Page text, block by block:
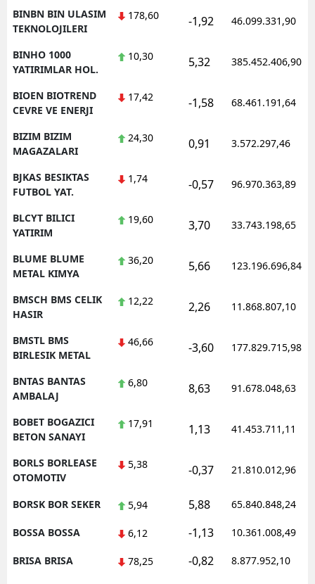
BINBN BIN ULASIM
TEKNOLOJILERI
178,60 -1,92 46.099.331,90
BINHO 1000
YATIRIMLAR HOL.
10,30 5,32 385.452.406,90
BIOEN BIOTREND
CEVRE VE ENERJI
17,42 -1,58 68.461.191,64
BIZIM BIZIM
MAGAZALARI
24,30 0,91 3.572.297,46
BJKAS BESIKTAS
FUTBOL YAT.
1,74 -0,57 96.970.363,89
BLCYT BILICI
YATIRIM
19,60 3,70 33.743.198,65
BLUME BLUME
METAL KIMYA
36,20 5,66 123.196.696,84
BMSCH BMS CELIK
HASIR
12,22 2,26 11.868.807,10
BMSTL BMS
BIRLESIK METAL
46,66 -3,60 177.829.715,98
BNTAS BANTAS
AMBALAJ
6,80 8,63 91.678.048,63
BOBET BOGAZICI
BETON SANAYI
17,91 1,13 41.453.711,11
BORLS BORLEASE
OTOMOTIV
5,38 -0,37 21.810.012,96
BORSK BOR SEKER 5,94 5,88 65.840.848,24
BOSSA BOSSA 6,12 -1,13 10.361.008,49
BRISA BRISA 78,25 -0,82 8.877.952,10